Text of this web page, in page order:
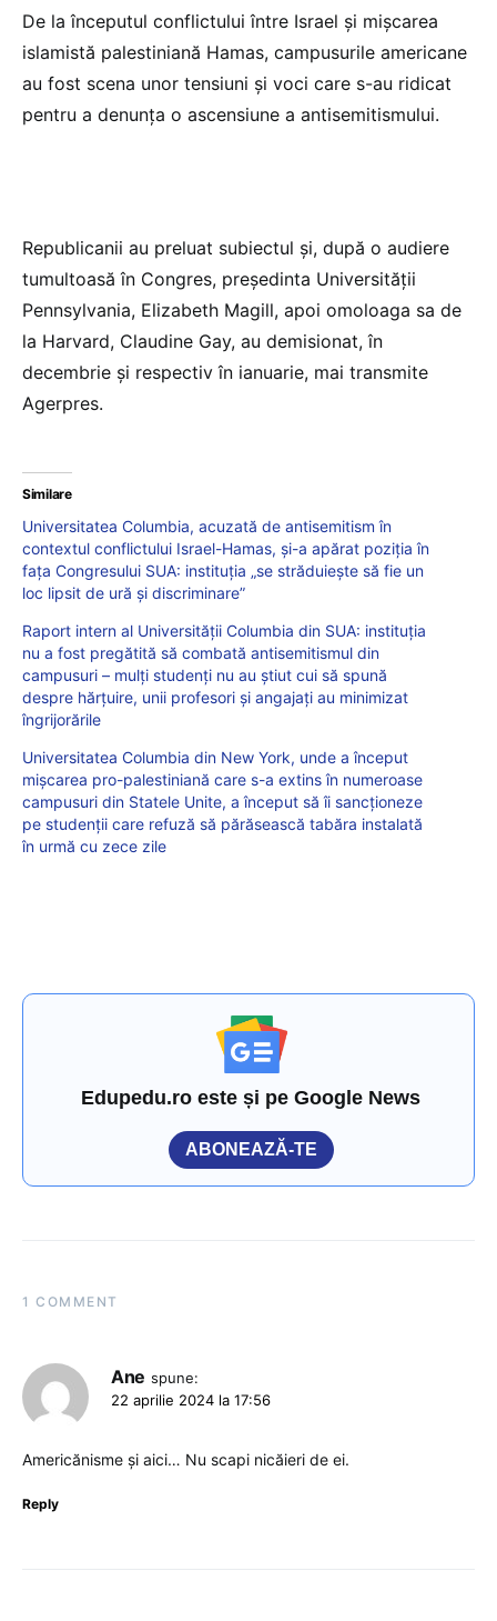
De la începutul conflictului între Israel şi mişcarea
islamistă palestiniană Hamas, campusurile americane
au fost scena unor tensiuni şi voci care s-au ridicat
pentru a denunţa o ascensiune a antisemitismului.
Republicanii au preluat subiectul şi, după o audiere
tumultoasă în Congres, preşedinta Universităţii
Pennsylvania, Elizabeth Magill, apoi omoloaga sa de
la Harvard, Claudine Gay, au demisionat, în
decembrie şi respectiv în ianuarie, mai transmite
Agerpres.
Similare
Universitatea Columbia, acuzată de antisemitism în
contextul conflictului Israel-Hamas, și-a apărat poziția în
fața Congresului SUA: instituția „se străduiește să fie un
loc lipsit de ură și discriminare”
Raport intern al Universității Columbia din SUA: instituția
nu a fost pregătită să combată antisemitismul din
campusuri – mulți studenți nu au știut cui să spună
despre hărțuire, unii profesori și angajați au minimizat
îngrijorările
Universitatea Columbia din New York, unde a început
mişcarea pro-palestiniană care s-a extins în numeroase
campusuri din Statele Unite, a început să îi sancţioneze
pe studenţii care refuză să părăsească tabăra instalată
în urmă cu zece zile
Edupedu.ro este și pe Google News
ABONEAZĂ-TE
1 COMMENT
Ane spune:
22 aprilie 2024 la 17:56
Americănisme și aici… Nu scapi nicăieri de ei.
Reply